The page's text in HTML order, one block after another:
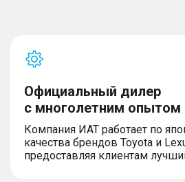
Официальный дилер
с многолетним опытом
Компания ИАТ работает по
качества брендов Toyota и
предоставляя клиентам